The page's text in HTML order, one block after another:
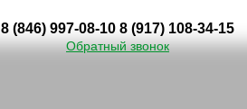
8 (846) 997-08-10 8 (917) 108-34-15
Обратный звонок